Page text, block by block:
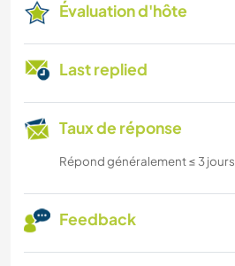
Évaluation d'hôte
Last replied
Taux de réponse
Répond généralement ≤ 3 jours
Feedback